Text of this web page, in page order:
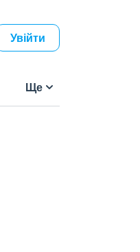
Увійти
Ще